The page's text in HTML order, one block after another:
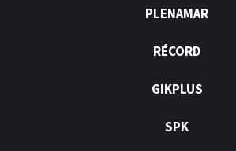
PLENAMAR
RÉCORD
GIKPLUS
SPK